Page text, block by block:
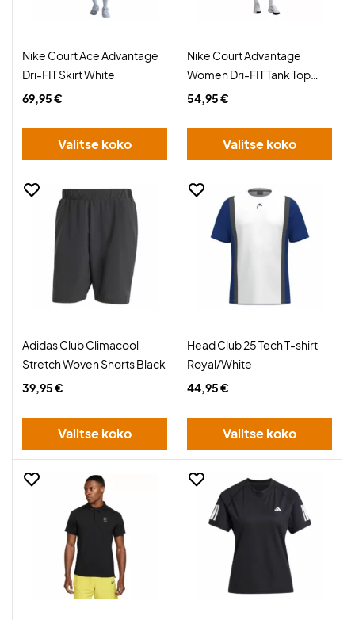
Nike Court Ace Advantage
Dri-FIT Skirt White
69,95 €
Valitse koko
Nike Court Advantage
Women Dri-FIT Tank Top
Black
54,95 €
Valitse koko
Adidas Club Climacool
Stretch Woven Shorts Black
39,95 €
Valitse koko
Head Club 25 Tech T-shirt
Royal/White
44,95 €
Valitse koko